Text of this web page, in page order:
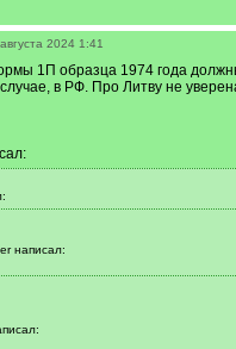
2024 1:41
1П образца 1974 года
в РФ. Про Литву не
написал: